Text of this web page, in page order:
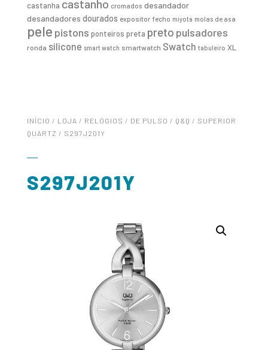
castanha castanho cromados desandador
desandadores dourados expositor fecho miyota molas de asa
pele pistons ponteiros preta preto pulsadores
ronda silicone smart watch smartwatch Swatch tabuleiro XL
INÍCIO / LOJA / RELÓGIOS / DE PULSO / Q&Q / SUPERIOR
QUARTZ / S297J201Y
S297J201Y